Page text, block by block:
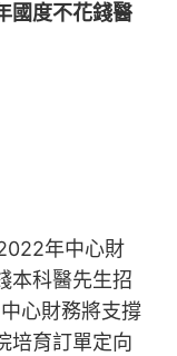
國度不花錢醫
年中心財
本科醫先生招
心財務將支撐
培育訂單定向